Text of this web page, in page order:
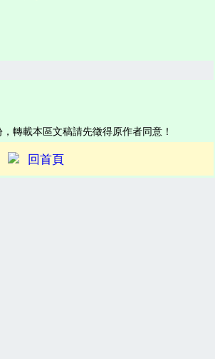
轉載本區文稿請先徵得原作者同意！
回首頁